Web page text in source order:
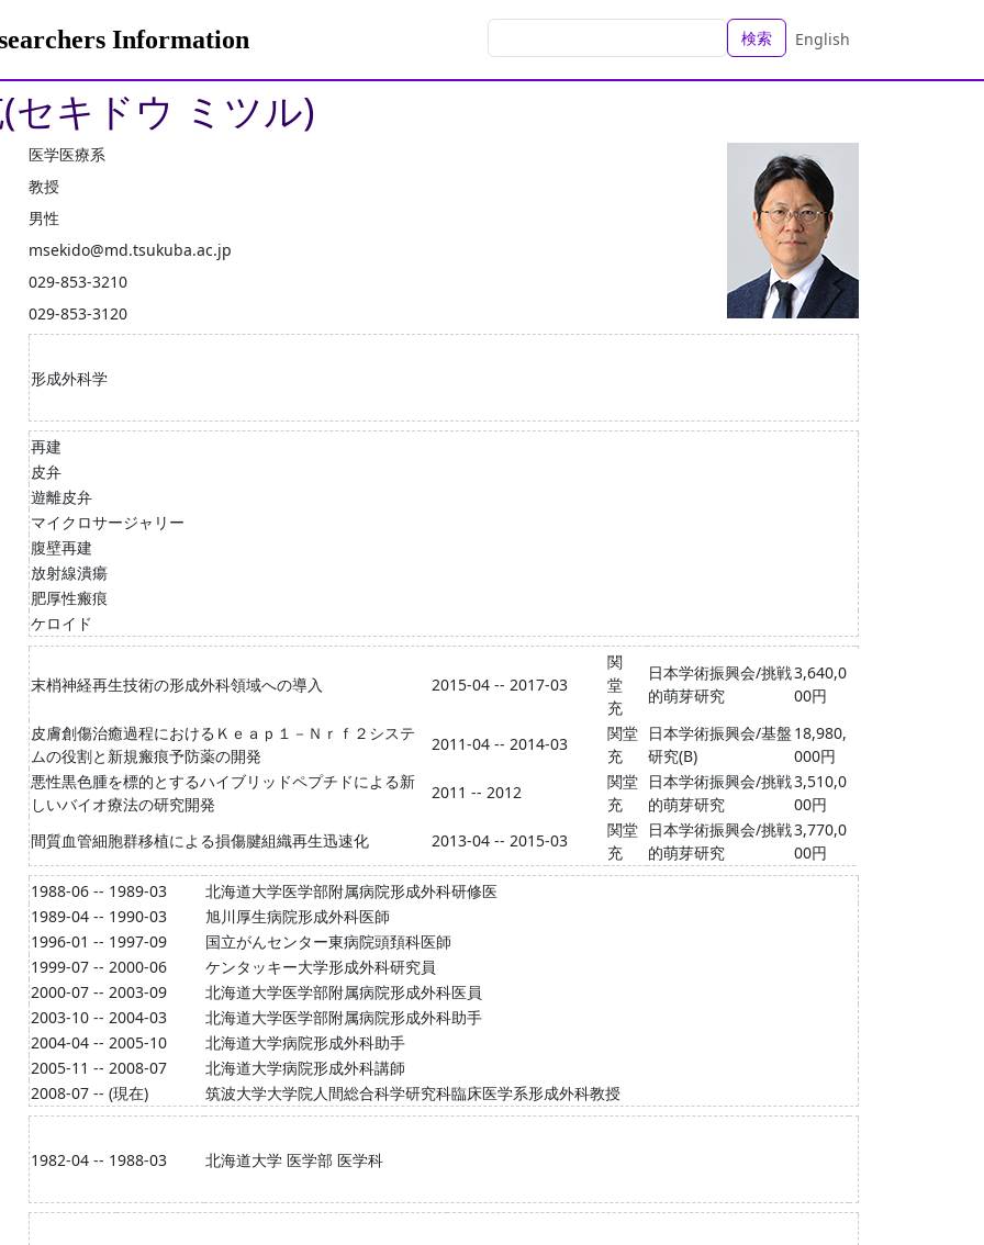
Information 検索 English
セキドウ ミツル)
医学医療系
教授
男性
msekido@md.tsukuba.ac.jp
029-853-3210
029-853-3120
形成外科学
再建
皮弁
遊離皮弁
マイクロサージャリー
腹壁再建
放射線潰瘍
肥厚性瘢痕
ケロイド
末梢神経再生技術の形成外科領域への導入 2015-04 -- 2017-03
関
堂
充
日本学術振興会/挑戦
的萌芽研究
3,640,0
00円
皮膚創傷治癒過程におけるＫｅａｐ１－Ｎｒｆ２システ
ムの役割と新規瘢痕予防薬の開発
2011-04 -- 2014-03
関堂
充
日本学術振興会/基盤
研究(B)
18,980,
000円
悪性黒色腫を標的とするハイブリッドペプチドによる新
しいバイオ療法の研究開発
2011 -- 2012
関堂
充
日本学術振興会/挑戦
的萌芽研究
3,510,0
00円
間質血管細胞群移植による損傷腱組織再生迅速化
2013-04 -- 2015-03
関堂
充
日本学術振興会/挑戦
的萌芽研究
3,770,0
00円
1988-06 -- 1989-03
北海道大学医学部附属病院形成外科研修医
1989-04 -- 1990-03
旭川厚生病院形成外科医師
1996-01 -- 1997-09
国立がんセンター東病院頭頚科医師
1999-07 -- 2000-06
ケンタッキー大学形成外科研究員
2000-07 -- 2003-09
北海道大学医学部附属病院形成外科医員
2003-10 -- 2004-03
北海道大学医学部附属病院形成外科助手
2004-04 -- 2005-10
北海道大学病院形成外科助手
2005-11 -- 2008-07
北海道大学病院形成外科講師
2008-07 -- (現在)
筑波大学大学院人間総合科学研究科臨床医学系形成外科教授
1982-04 -- 1988-03 北海道大学 医学部 医学科